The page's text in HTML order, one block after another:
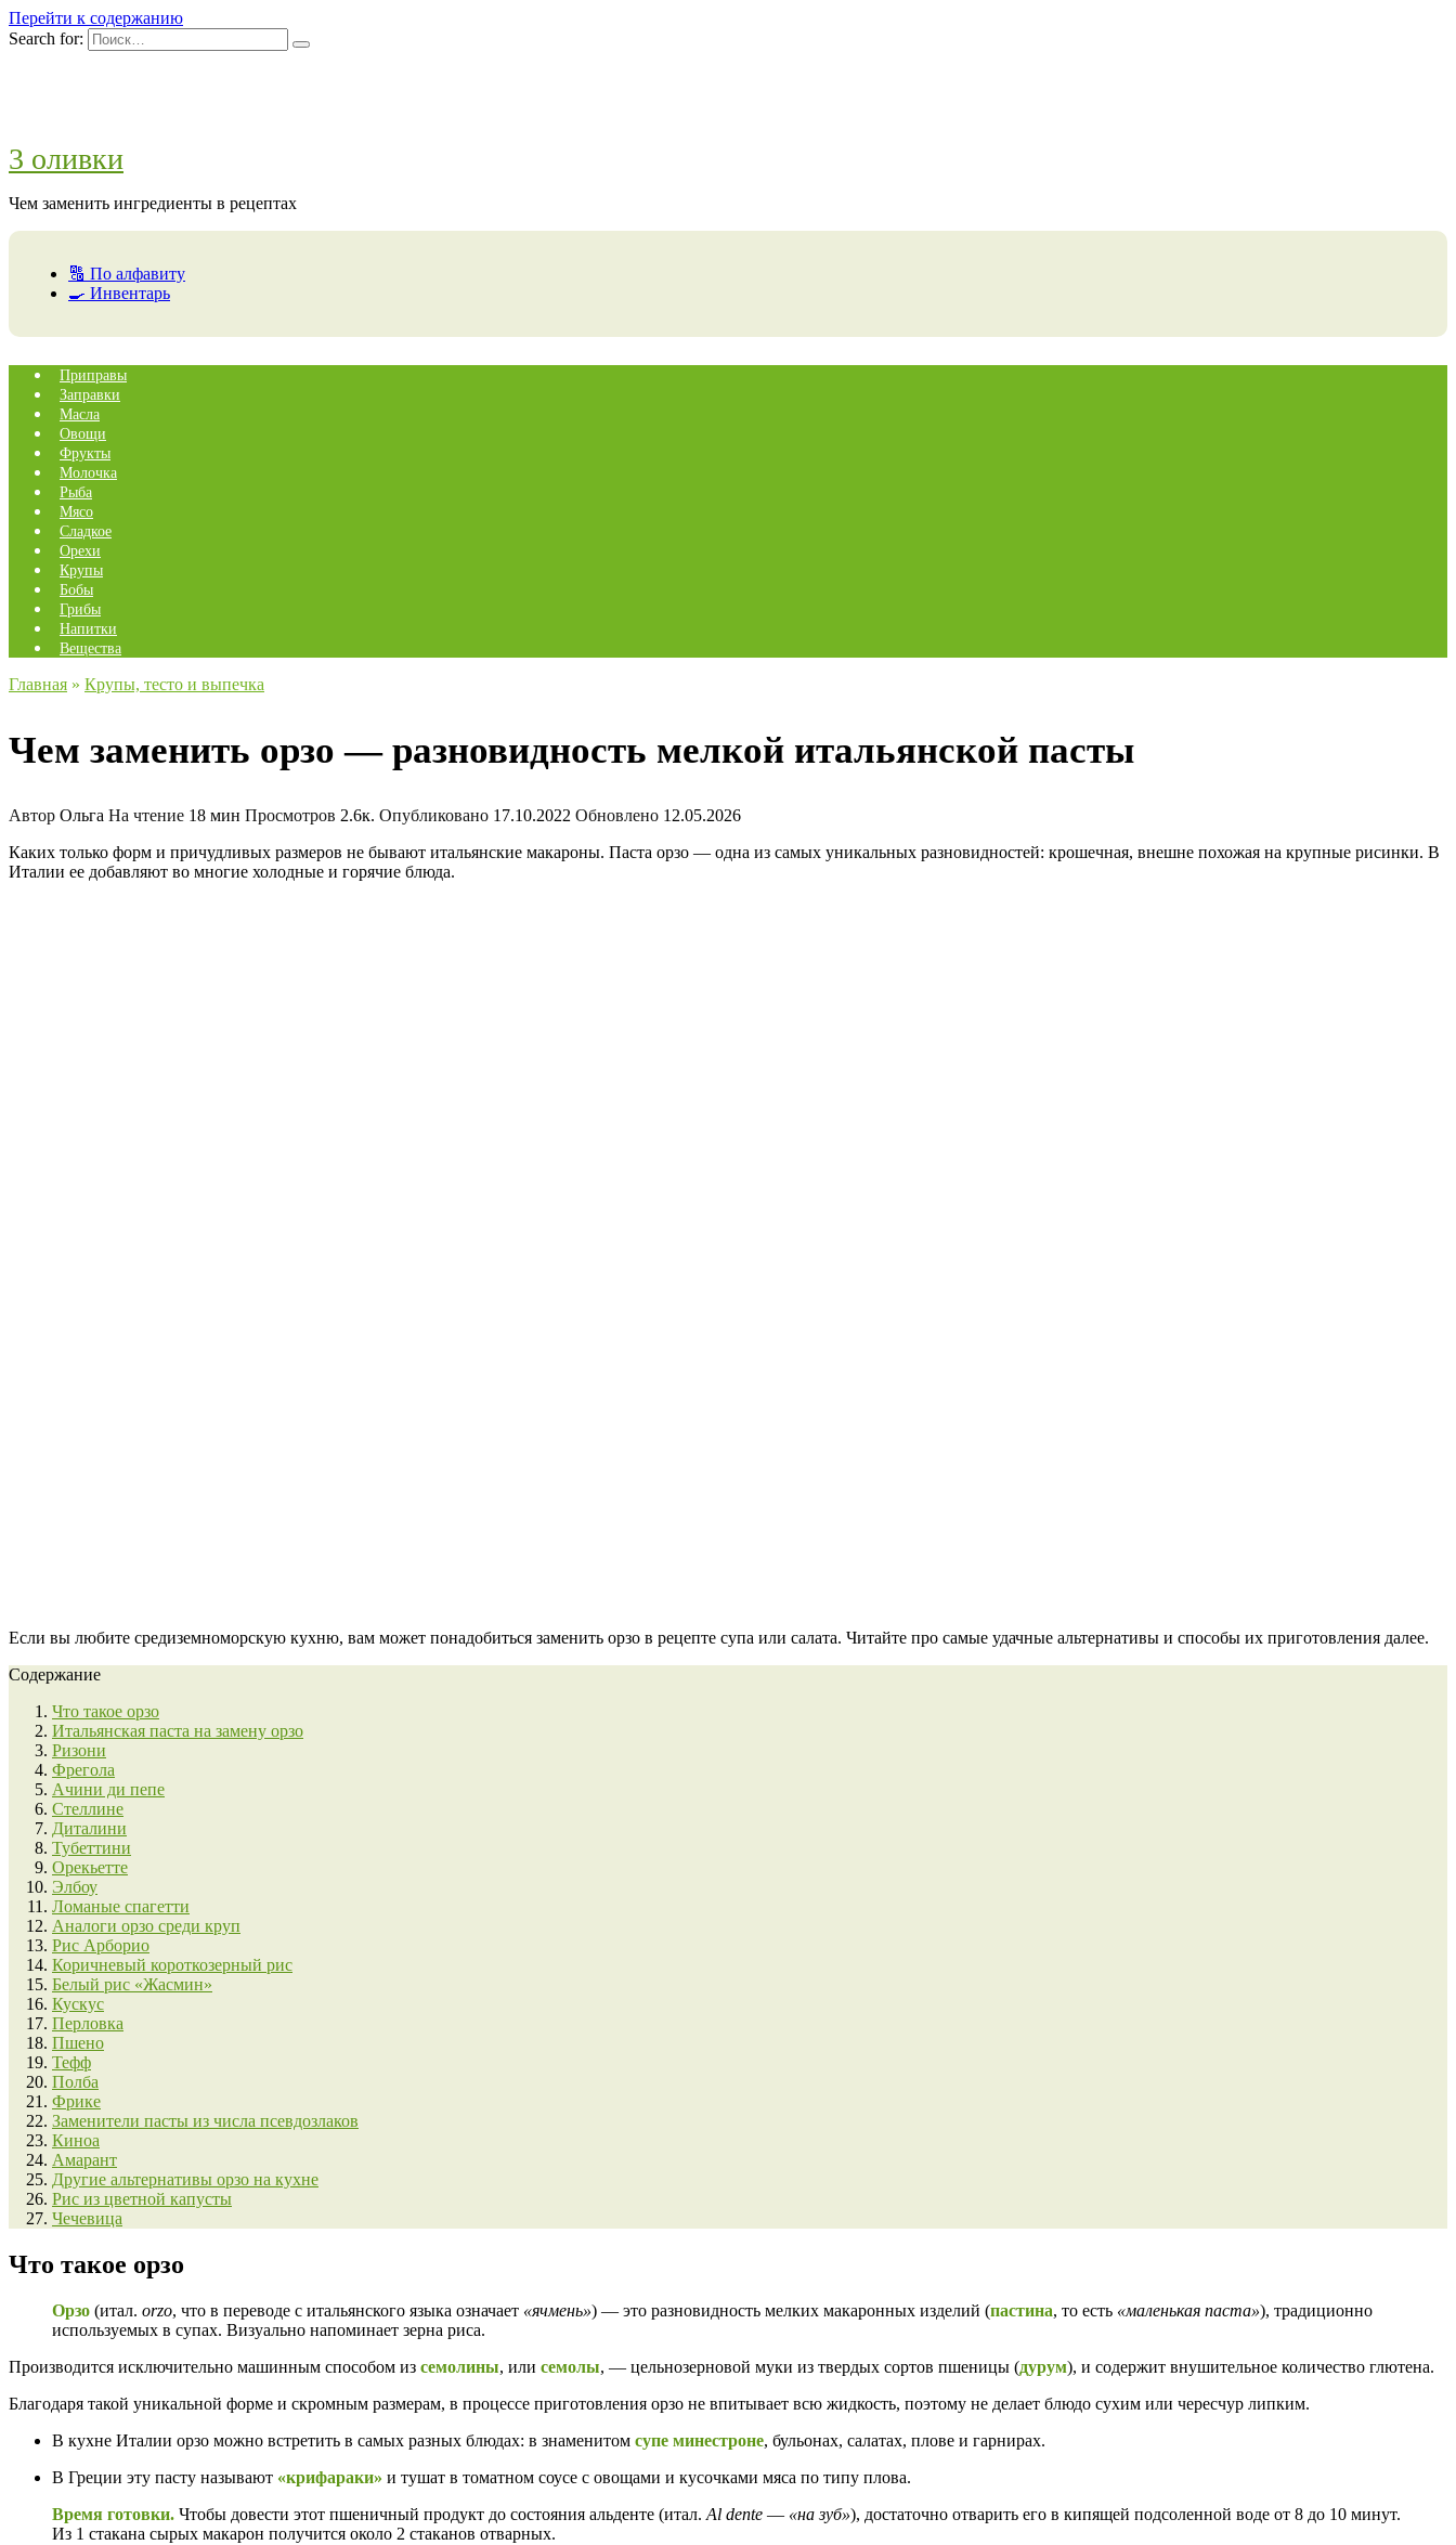
Перейти к содержанию
Search for:
3 оливки
Чем заменить ингредиенты в рецептах
🔠 По алфавиту
🍳 Инвентарь
Приправы
Заправки
Масла
Овощи
Фрукты
Молочка
Рыба
Мясо
Сладкое
Орехи
Крупы
Бобы
Грибы
Напитки
Вещества
Главная » Крупы, тесто и выпечка
Чем заменить орзо — разновидность мелкой итальянской пасты
Автор Ольга На чтение 18 мин Просмотров 2.6к. Опубликовано 17.10.2022 Обновлено 12.05.2026
Каких только форм и причудливых размеров не бывают итальянские макароны. Паста орзо — одна из самых уникальных разновидностей: крошечная, внешне похожая на крупные рисинки. В
Италии ее добавляют во многие холодные и горячие блюда.
Если вы любите средиземноморскую кухню, вам может понадобиться заменить орзо в рецепте супа или салата. Читайте про самые удачные альтернативы и способы их приготовления далее.
Содержание
Что такое орзо
Итальянская паста на замену орзо
Ризони
Фрегола
Ачини ди пепе
Стеллине
Диталини
Тубеттини
Орекьетте
Элбоу
Ломаные спагетти
Аналоги орзо среди круп
Рис Арборио
Коричневый короткозерный рис
Белый рис «Жасмин»
Кускус
Перловка
Пшено
Тефф
Полба
Фрике
Заменители пасты из числа псевдозлаков
Киноа
Амарант
Другие альтернативы орзо на кухне
Рис из цветной капусты
Чечевица
Что такое орзо
Орзо (итал. orzo, что в переводе с итальянского языка означает «ячмень») — это разновидность мелких макаронных изделий (пастина, то есть «маленькая паста»), традиционно
используемых в супах. Визуально напоминает зерна риса.
Производится исключительно машинным способом из семолины, или семолы, — цельнозерновой муки из твердых сортов пшеницы (дурум), и содержит внушительное количество глютена.
Благодаря такой уникальной форме и скромным размерам, в процессе приготовления орзо не впитывает всю жидкость, поэтому не делает блюдо сухим или чересчур липким.
В кухне Италии орзо можно встретить в самых разных блюдах: в знаменитом супе минестроне, бульонах, салатах, плове и гарнирах.
В Греции эту пасту называют «крифараки» и тушат в томатном соусе с овощами и кусочками мяса по типу плова.
Время готовки. Чтобы довести этот пшеничный продукт до состояния альденте (итал. Al dente — «на зуб»), достаточно отварить его в кипящей подсоленной воде от 8 до 10 минут.
Из 1 стакана сырых макарон получится около 2 стаканов отварных.